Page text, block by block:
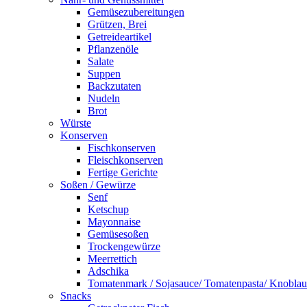
Gemüsezubereitungen
Grützen, Brei
Getreideartikel
Pflanzenöle
Salate
Suppen
Backzutaten
Nudeln
Brot
Würste
Konserven
Fischkonserven
Fleischkonserven
Fertige Gerichte
Soßen / Gewürze
Senf
Ketschup
Mayonnaise
Gemüsesoßen
Trockengewürze
Meerrettich
Adschika
Tomatenmark / Sojasauce/ Tomatenpasta/
Snacks